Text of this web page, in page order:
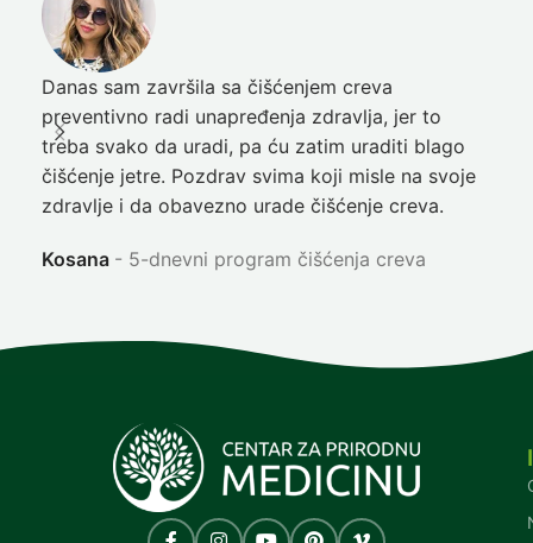
Danas sam završila sa čišćenjem creva
preventivno radi unapređenja zdravlja, jer to
treba svako da uradi, pa ću zatim uraditi blago
čišćenje jetre. Pozdrav svima koji misle na svoje
zdravlje i da obavezno urade čišćenje creva.
Kosana 5-dnevni program čišćenja creva